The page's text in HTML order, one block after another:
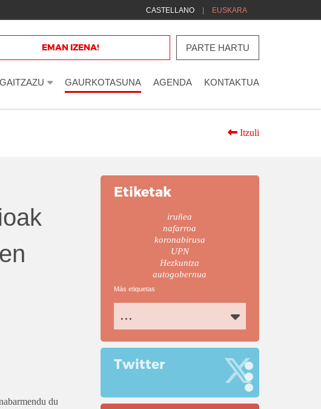
CASTELLANO EUSKARA
EMAN IZENA!
Eman izena gure zerrendan PARTE HARTU
GAURKOTASUNA AGENDA KONTAKTUA
Itzuli
du
Etiketak
iruñea
nafarroa
koronabirusa
UPN
Hezkuntza
autogobernua
Más etiquetas
...
Twitter